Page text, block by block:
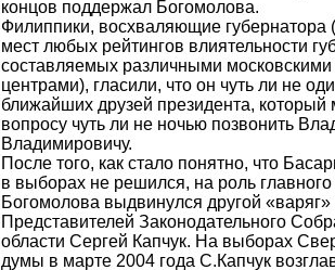
концов поддержал Богомолова.
Филиппики, восхваляющие губернатора
мест любых рейтингов влиятельности
составляемых различными московскими
центрами), гласили, что он чуть ли не
ближайших друзей президента,
вопросу чуть ли не ночью позвонить
Владимировичу.
После того, как стало понятно, что
в выборах не решился, на роль главного
Богомолова выдвинулся другой
Представителей Законодательного
области Сергей Капчук. На выборах
думы в марте 2004 года С.Капчук